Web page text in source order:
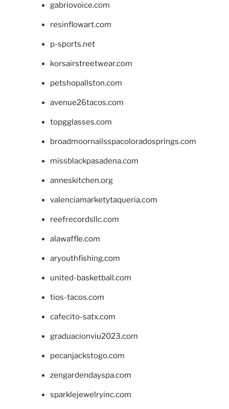
gabriovoice.com
resinflowart.com
p-sports.net
korsairstreetwear.com
petshopallston.com
avenue26tacos.com
topgglasses.com
broadmoornailsspacoloradosprings.com
missblackpasadena.com
anneskitchen.org
valenciamarketytaqueria.com
reefrecordsllc.com
alawaffle.com
aryouthfishing.com
united-basketball.com
tios-tacos.com
cafecito-satx.com
graduacionviu2023.com
pecanjackstogo.com
zengardendayspa.com
sparklejewelryinc.com